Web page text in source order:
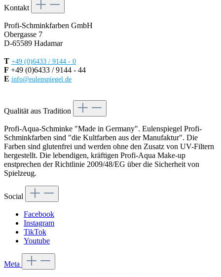
Kontakt
Profi-Schminkfarben GmbH
Obergasse 7
D-65589 Hadamar
T +49 (0)6433 / 9144 - 0
F +49 (0)6433 / 9144 - 44
E info@eulenspiegel.de
Qualität aus Tradition
Profi-Aqua-Schminke "Made in Germany". Eulenspiegel Profi-
Schminkfarben sind "die Kultfarben aus der Manufaktur". Die
Farben sind glutenfrei und werden ohne den Zusatz von UV-Filtern
hergestellt. Die lebendigen, kräftigen Profi-Aqua Make-up
enstprechen der Richtlinie 2009/48/EG über die Sicherheit von
Spielzeug.
Social
Facebook
Instagram
TikTok
Youtube
Meta